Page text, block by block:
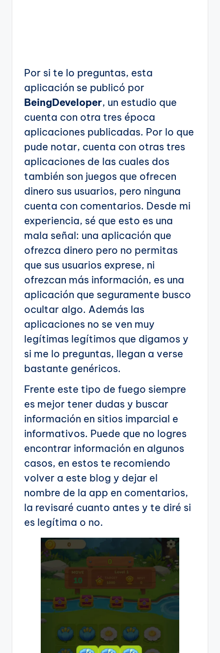
Por si te lo preguntas, esta
aplicación se publicó por
BeingDeveloper, un estudio que
cuenta con otra tres época
aplicaciones publicadas. Por lo que
pude notar, cuenta con otras tres
aplicaciones de las cuales dos
también son juegos que ofrecen
dinero sus usuarios, pero ninguna
cuenta con comentarios. Desde mi
experiencia, sé que esto es una
mala señal: una aplicación que
ofrezca dinero pero no permitas
que sus usuarios exprese, ni
ofrezcan más información, es una
aplicación que seguramente busco
ocultar algo. Además las
aplicaciones no se ven muy
legítimas legítimos que digamos y
si me lo preguntas, llegan a verse
bastante genéricos.
Frente este tipo de fuego siempre
es mejor tener dudas y buscar
información en sitios imparcial e
informativos. Puede que no logres
encontrar información en algunos
casos, en estos te recomiendo
volver a este blog y dejar el
nombre de la app en comentarios,
la revisaré cuanto antes y te diré si
es legítima o no.